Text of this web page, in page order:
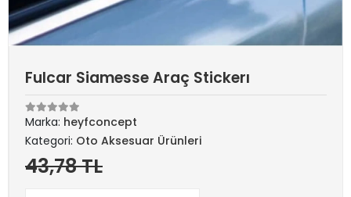
Fulcar Siamesse Araç Stickerı
Marka: heyfconcept
Kategori: Oto Aksesuar Ürünleri
43,78 TL